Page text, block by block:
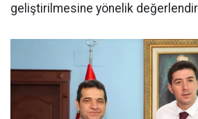
geliştirilmesine yönelik